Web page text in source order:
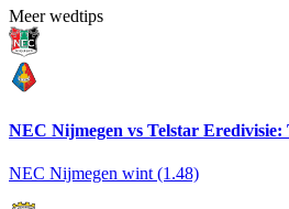
Meer wedtips
NEC Nijmegen vs Telstar Eredivisie:
NEC Nijmegen wint (1.48)